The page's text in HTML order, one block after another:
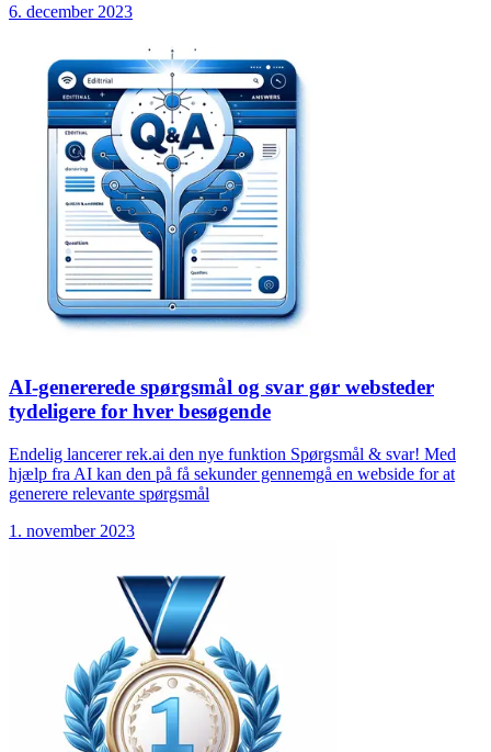
6. december 2023
AI-genererede spørgsmål og svar gør websteder
tydeligere for hver besøgende
Endelig lancerer rek.ai den nye funktion Spørgsmål & svar! Med
hjælp fra AI kan den på få sekunder gennemgå en webside for at
generere relevante spørgsmål
1. november 2023